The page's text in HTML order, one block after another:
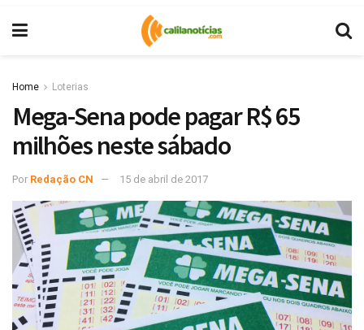
Home Loterias
Mega-Sena pode pagar R$ 65
milhões neste sábado
Por Redação CN 15 de abril de 2017